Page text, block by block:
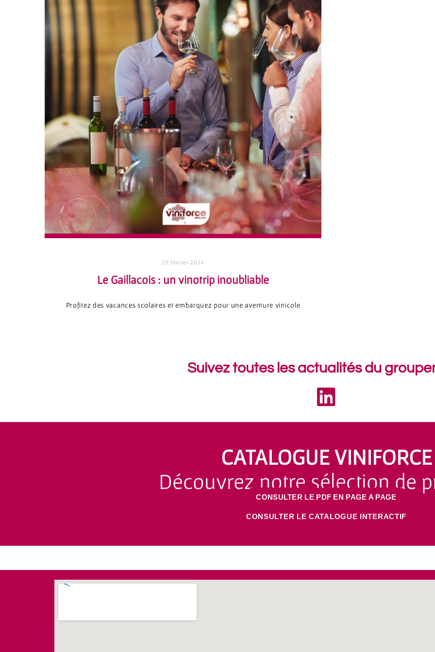
23 février 2024
Le Gaillacois : un vinotrip inoubliable
Profitez des vacances scolaires et embarquez pour une aventure vinicole
Suivez toutes les actualités du
CATALOGUE VINIFORCE
Découvrez notre sélection de
CONSULTER LE PDF EN PAGE A PAGE
CONSULTER LE CATALOGUE​ INTERACTIF